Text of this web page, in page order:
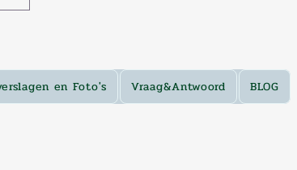
en Foto's Vraag&Antwoord BLOG